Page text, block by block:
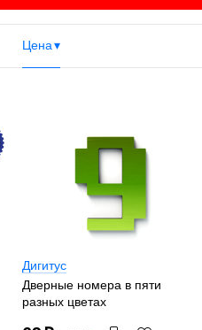
Цена
Дигитус
Дверные номера в пяти
разных цветах